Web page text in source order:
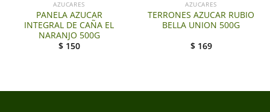
AZUCARES
PANELA AZUCAR
INTEGRAL DE CAÑA EL
NARANJO 500G
$ 150
AZUCARES
TERRONES AZUCAR RUBIO
BELLA UNION 500G
$ 169